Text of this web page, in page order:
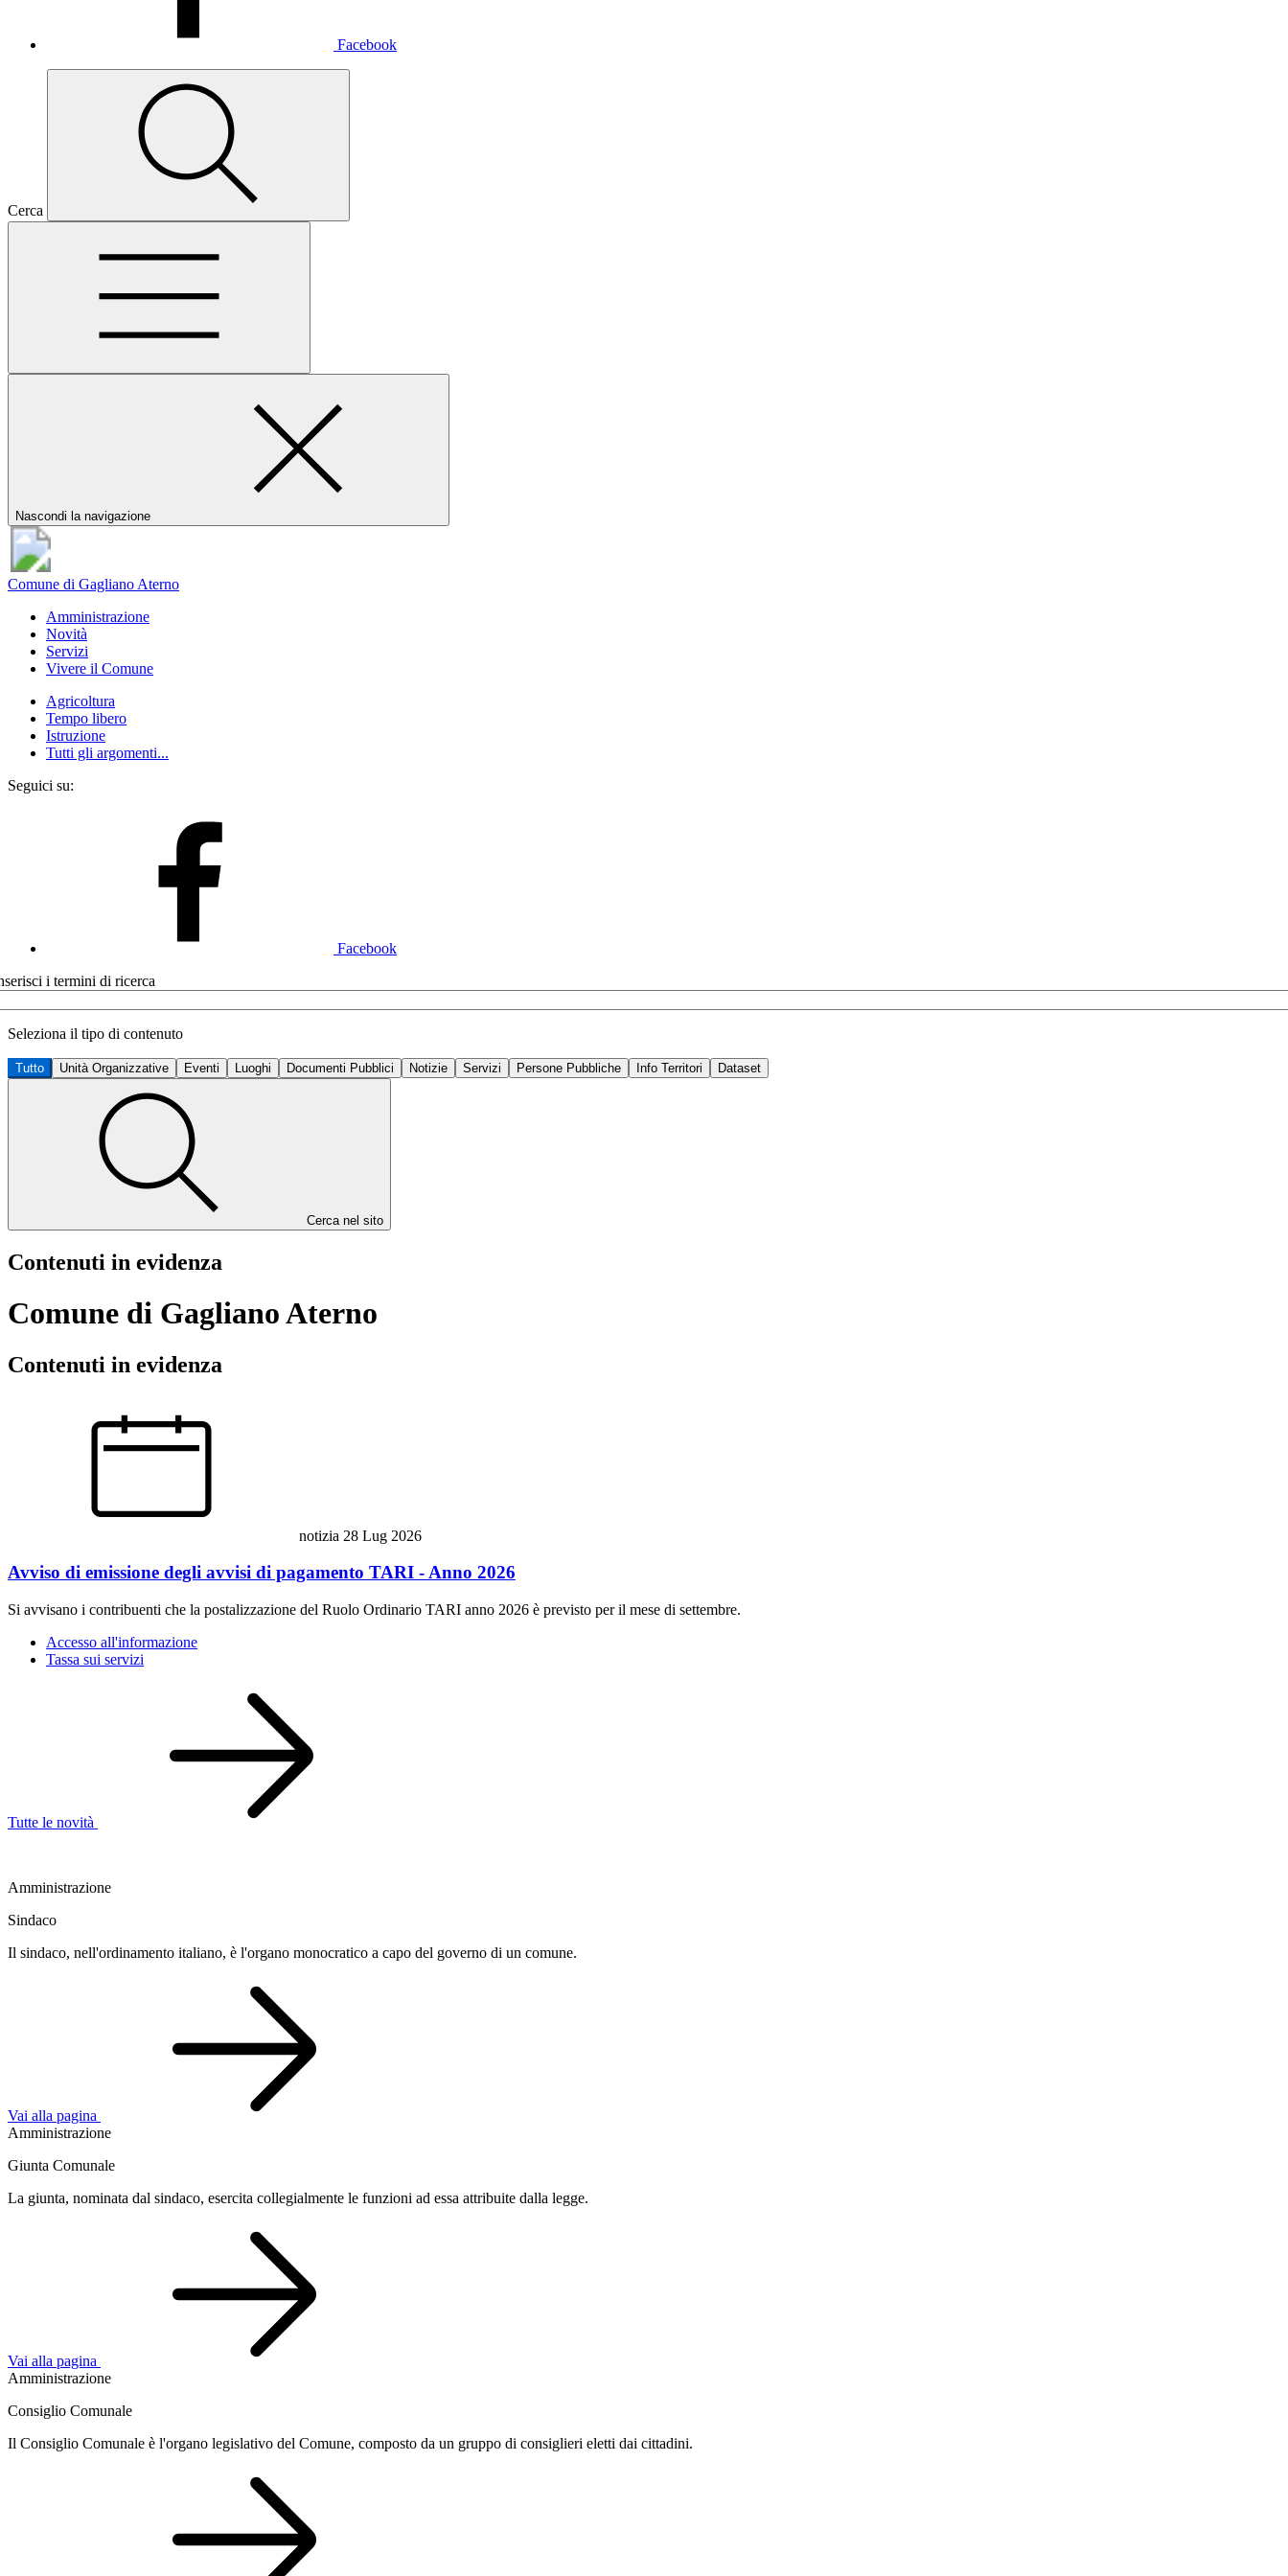
Facebook
Cerca
Nascondi la navigazione
Comune di Gagliano Aterno
Amministrazione
Novità
Servizi
Vivere il Comune
Agricoltura
Tempo libero
Istruzione
Tutti gli argomenti...
Seguici su:
Facebook
i termini di ricerca
Seleziona il tipo di contenuto
Tutto Unità Organizzative Eventi Luoghi Documenti Pubblici Notizie Servizi Persone Pubbliche Info Territori Dataset
Cerca nel sito
Contenuti in evidenza
Comune di Gagliano Aterno
Contenuti in evidenza
notizia 28 Lug 2026
Avviso di emissione degli avvisi di pagamento TARI - Anno 2026
Si avvisano i contribuenti che la postalizzazione del Ruolo Ordinario TARI anno 2026 è previsto per il mese di settembre.
Accesso all'informazione
Tassa sui servizi
Tutte le novità
Amministrazione
Sindaco
Il sindaco, nell'ordinamento italiano, è l'organo monocratico a capo del governo di un comune.
Vai alla pagina
Amministrazione
Giunta Comunale
La giunta, nominata dal sindaco, esercita collegialmente le funzioni ad essa attribuite dalla legge.
Vai alla pagina
Amministrazione
Consiglio Comunale
Il Consiglio Comunale è l'organo legislativo del Comune, composto da un gruppo di consiglieri eletti dai cittadini.